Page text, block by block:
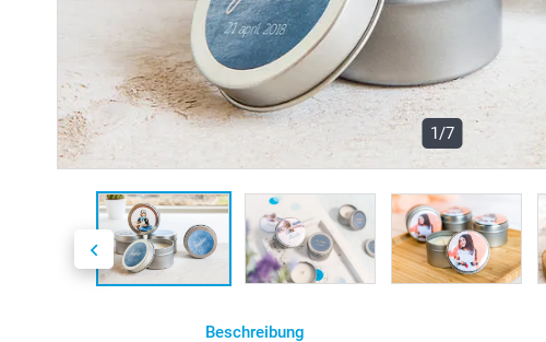
1/7
Beschreibung